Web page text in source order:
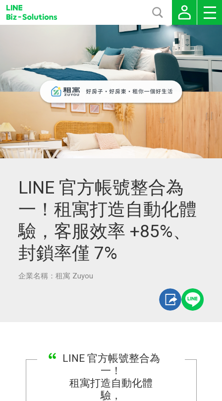
LINE 官方帳號整合為
一！租寓打造自動化體
驗，客服效率 +85%、
封鎖率僅 7%
企業名稱：租寓 Zuyou
LINE 官方帳號整合為
一！
租寓打造自動化體
驗，